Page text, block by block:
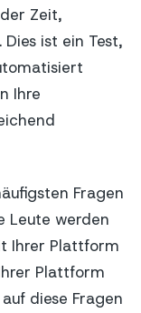
Zeit,
ist ein Test,
Ihre
Fragen
Leute werden
Ihrer Plattform
Plattform
diese Fragen